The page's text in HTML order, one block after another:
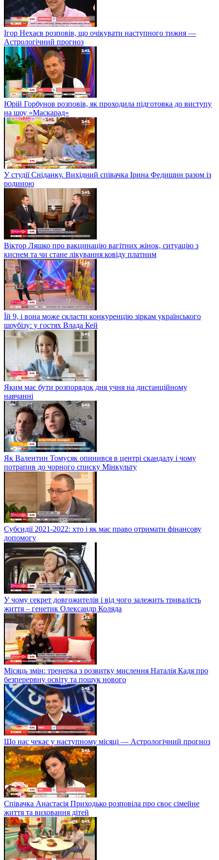
Ігор Нехаєв розповів, що очікувати наступного тижня —
Астрологічний прогноз
Юрій Горбунов розповів, як проходила підготовка до виступу
на шоу «Маскарад»
У студії Сніданку. Вихідний співачка Ірина Федишин разом із
родиною
Віктор Ляшко про вакцинацію вагітних жінок, ситуацію з
киснем та чи стане лікування ковіду платним
Їй 9, і вона може скласти конкуренцію зіркам українського
шоубізу: у гостях Влада Кей
Яким має бути розпорядок дня учня на дистанційному
навчанні
Як Валентин Томусяк опинився в центрі скандалу і чому
потрапив до чорного списку Мінкульту
Субсидії 2021-2022: хто і як має право отримати фінансову
допомогу
У чому секрет довгожителів і від чого залежить тривалість
життя – генетик Олександр Коляда
Місяць змін: тренерка з розвитку мислення Наталія Кадя про
безперервну освіту та пошук нового
Що нас чекає у наступному місяці — Астрологічний прогноз
Співачка Анастасія Приходько розповіла про своє сімейне
життя та виховання дітей